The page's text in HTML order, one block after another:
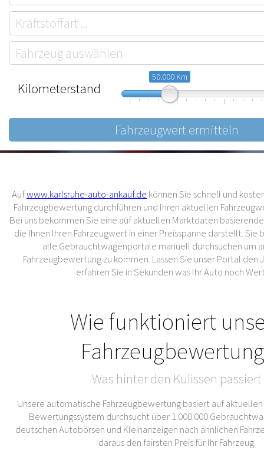
Kilometerstand
50.000 Km
Aufwww.karlsruhe-auto-ankauf.de können Sie schnell und
Fahrzeugbewertung durchführen und Ihren aktuellen
Bei uns bekommen Sie eine auf aktuellen Marktdaten
die Ihnen Ihren Fahrzeugwert in einer Preisspanne darstellt. Sie
alle Gebrauchtwagenportale manuell durchsuchen um
Fahrzeugbewertung zu kommen. Lassen Sie unser Portal den
erfahren Sie in Sekunden was Ihr Auto noch
Wie funktioniert
Was hinter den Kulissen passiert
Unsere automatische Fahrzeugbewertung basiert auf
Bewertungssystem durchsucht über 1.000.000
deutschen Autobörsen und Kleinanzeigen nach ähnlichen
daraus den fairsten Preis für Ihr Fahrzeug.